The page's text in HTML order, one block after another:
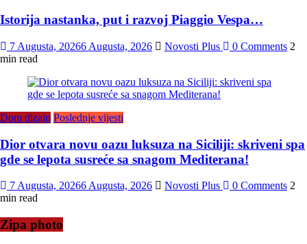
Istorija nastanka, put i razvoj Piaggio Vespa…
7 Augusta, 20266 Augusta, 2026 Novosti Plus 0 Comments 2
min read
Dom dizajn Poslednje vijesti
Dior otvara novu oazu luksuza na Siciliji: skriveni spa
gde se lepota susreće sa snagom Mediterana!
7 Augusta, 20266 Augusta, 2026 Novosti Plus 0 Comments 2
min read
Zipa photo